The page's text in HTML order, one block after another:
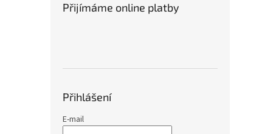
Přijímáme online platby
Přihlášení
E-mail